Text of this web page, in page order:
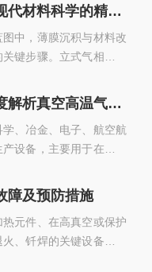
用于粉末冶金、陶瓷材
是现代材料加工体系中
炉的核心构造以石墨材
统和冷却结构等模块。
用石墨优异的耐高温、
立式气相沉积炉：现代材料科学的精密制造平台
中，薄膜沉积与材料改
键步骤。立式气相沉积
构的精密热工设备。它
气体氛围，在高温环境
上功能性的“外衣”或对
成为连接基础材料与高
空间利用与工艺稳定性
律，有助于在炉...
从结构到功能：深度解析真空高温气氛炉的三大核心系统
、冶金、电子、航空航
设备，主要用于在真空
、熔化等工艺。其稳定
赖于真空系统、加热系
模块的协同工作。三大
能，又相互配合形成完
障及预防措施
元件、在高真空或保护
、钎焊的关键设备，广